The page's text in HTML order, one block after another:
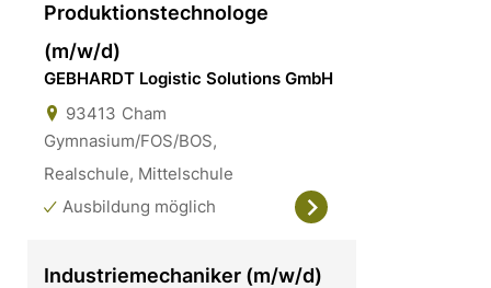
Produktionstechnologe
(m/w/d)
GEBHARDT Logistic Solutions GmbH
93413 Cham
Gymnasium/FOS/BOS,
Realschule, Mittelschule
Ausbildung möglich
Industriemechaniker (m/w/d)